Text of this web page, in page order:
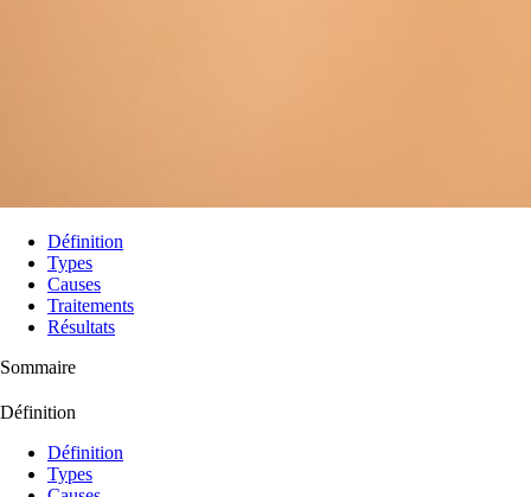
Définition
Types
Causes
Traitements
Résultats
Sommaire
Définition
Définition
Types